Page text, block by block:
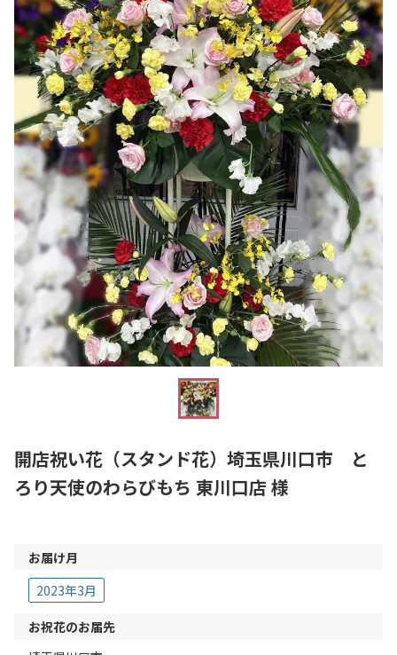
開店祝い花（スタンド花）埼玉県川口市 と
ろり天使のわらびもち 東川口店 様
お届け月
2023年3月
お祝花のお届先